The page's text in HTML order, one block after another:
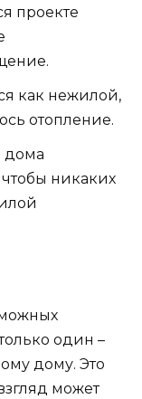
проекте
как нежилой,
отопление.
дома
никаких
один –
дому. Это
может